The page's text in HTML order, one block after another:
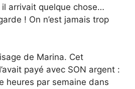
arrivait quelque chose…
! On n’est jamais trop
de Marina. Cet
payé avec SON argent :
heures par semaine dans